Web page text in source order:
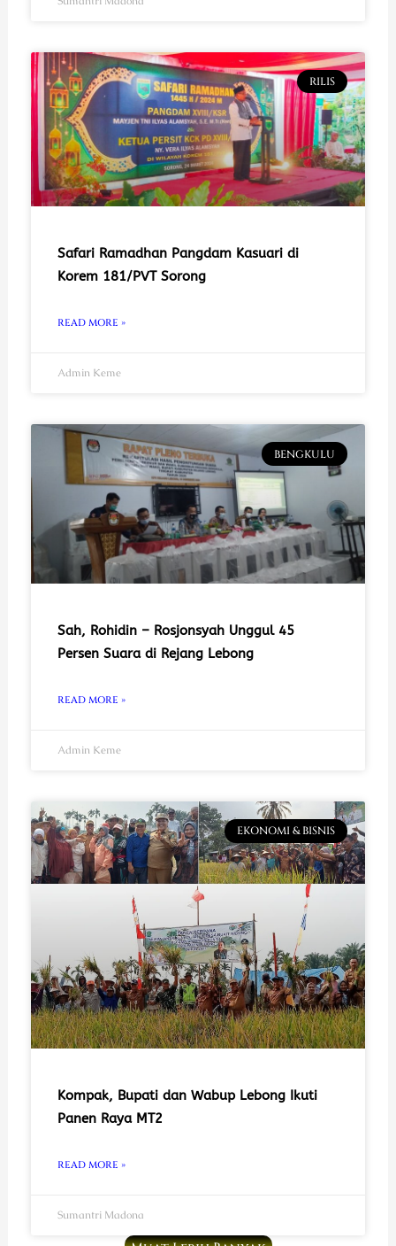
RILIS
Safari Ramadhan Pangdam Kasuari di
Korem 181/PVT Sorong
READ MORE »
Admin Keme
BENGKULU
Sah, Rohidin – Rosjonsyah Unggul 45
Persen Suara di Rejang Lebong
READ MORE »
Admin Keme
EKONOMI & BISNIS
Kompak, Bupati dan Wabup Lebong Ikuti
Panen Raya MT2
READ MORE »
Sumantri Madona